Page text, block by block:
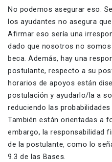
No podemos asegurar eso.
los ayudantes no asegura
Afirmar eso sería una
dado que nosotros no
beca. Además, hay una
postulante, respecto a su
horarios de apoyos están
postulación y ayudarlo/la a
reduciendo las probabilidades
También están orientadas a
embargo, la responsabilidad
de la postulante, como lo
9.3 de las Bases.